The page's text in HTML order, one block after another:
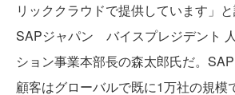
リッククラウドで提供しています」と
SAPジャパン バイスプレジデント
ション事業本部長の森太郎氏だ。
顧客はグローバルで既に1万社の規模